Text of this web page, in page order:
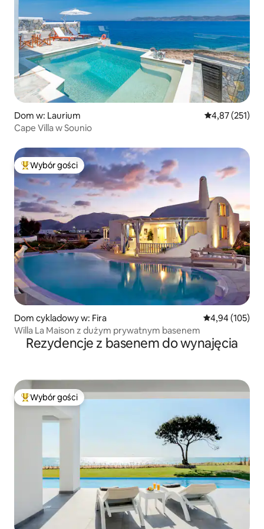
Dom w: Laurium Średnia
4,87 (251)
Cape Villa w Sounio
Najpopularniejsze z kategorii Wybór gości
Wybór gości
Dom cykladowy w: Fira Średnia
4,94 (105)
Willa La Maison z dużym prywatnym basenem
Rezydencje z basenem do wynajęcia
Najpopularniejsze z kategorii Wybór gości
Wybór gości